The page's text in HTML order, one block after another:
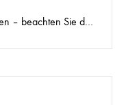
Echten Manuka Honig kaufen – beachten Sie diese 4 Dinge